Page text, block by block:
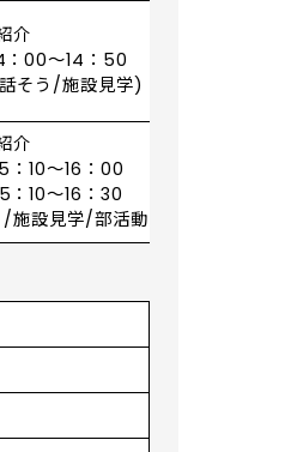
介
：00～14：50
そう/施設見学)
介
：10～16：00
：10～16：30
施設見学/部活動見学)